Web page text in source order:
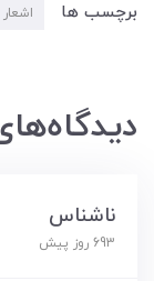
برچسب ها
ناشناس
693 روز پیش